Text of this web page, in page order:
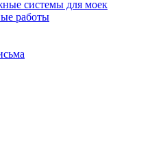
системы для моек
работы